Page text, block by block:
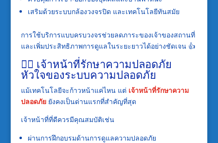
เสริมด้วยระบบกล้องวงจรปิด และเทคโนโลยีทันสมัย
การใช้บริการแบบครบวงจรช่วยลดภาระของเจ้าของสถานที่
และเพิ่มประสิทธิภาพการดูแลในระยะยาวได้อย่างชัดเจน 👍
👮‍♂️ เจ้าหน้าที่รักษาความปลอดภัย
หัวใจของระบบความปลอดภัย
แม้เทคโนโลยีจะก้าวหน้าแค่ไหน แต่ เจ้าหน้าที่รักษาความ
ปลอดภัยยังคงเป็นด่านแรกที่สำคัญที่สุด
เจ้าหน้าที่ที่ดีควรมีคุณสมบัติเช่น
ผ่านการฝึกอบรมด้านการดูแลความปลอดภัย